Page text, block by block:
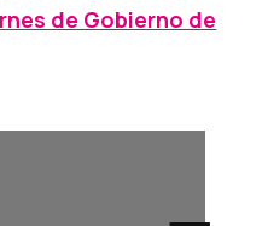
de Gobierno de